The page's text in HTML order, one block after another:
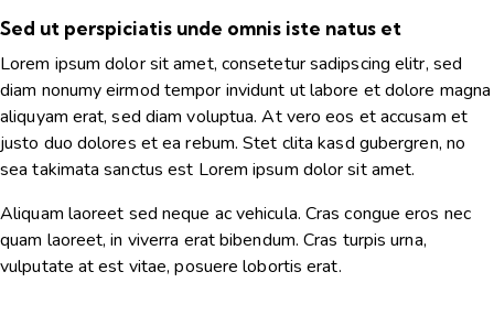
Sed ut perspiciatis unde omnis iste natus et
Lorem ipsum dolor sit amet, consetetur sadipscing elitr, sed
diam nonumy eirmod tempor invidunt ut labore et dolore magna
aliquyam erat, sed diam voluptua. At vero eos et accusam et
justo duo dolores et ea rebum. Stet clita kasd gubergren, no
sea takimata sanctus est Lorem ipsum dolor sit amet.
Aliquam laoreet sed neque ac vehicula. Cras congue eros nec
quam laoreet, in viverra erat bibendum. Cras turpis urna,
vulputate at est vitae, posuere lobortis erat.